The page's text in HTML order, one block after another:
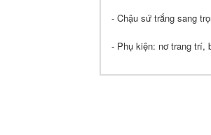
- Chậu sứ trắng sang
- Phụ kiện: nơ trang trí,